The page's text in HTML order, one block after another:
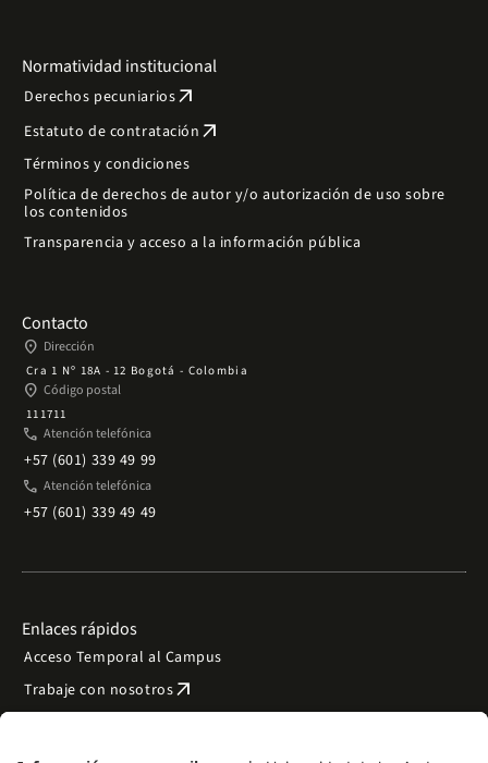
Normatividad institucional
Derechos pecuniariosarrow_outward
Estatuto de contratación arrow_outward
Términos y condiciones
Política de derechos de autor y/o autorización de uso sobre
los contenidos
Transparencia y acceso a la información pública
Contacto
place Dirección
Cra 1 Nº 18A - 12 Bogotá - Colombia
place Código postal
111711
phone Atención telefónica
+57 (601) 339 49 99
phone Atención telefónica
+57 (601) 339 49 49
Enlaces rápidos
Acceso Temporal al Campus
Trabaje con nosotrosarrow_outward
Preguntas frecuentes